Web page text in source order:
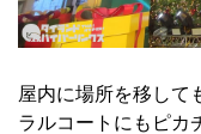
屋内に場所を移して
ラルコートにもピカ